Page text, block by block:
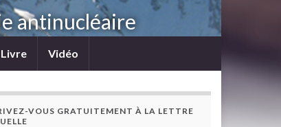
antinucléaire
Livre Vidéo
VOUS GRATUITEMENT À LA LETTRE